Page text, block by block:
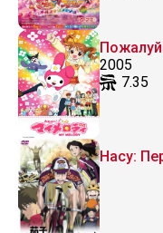
2005
7.35
Насу: